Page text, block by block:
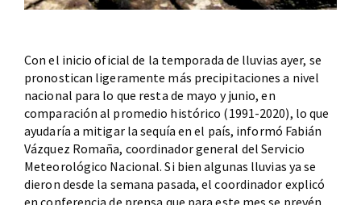
Con el inicio oficial de la temporada de lluvias ayer, se
pronostican ligeramente más precipitaciones a nivel
nacional para lo que resta de mayo y junio, en
comparación al promedio histórico (1991-2020), lo que
ayudaría a mitigar la sequía en el país, informó Fabián
Vázquez Romaña, coordinador general del Servicio
Meteorológico Nacional. Si bien algunas lluvias ya se
dieron desde la semana pasada, el coordinador explicó